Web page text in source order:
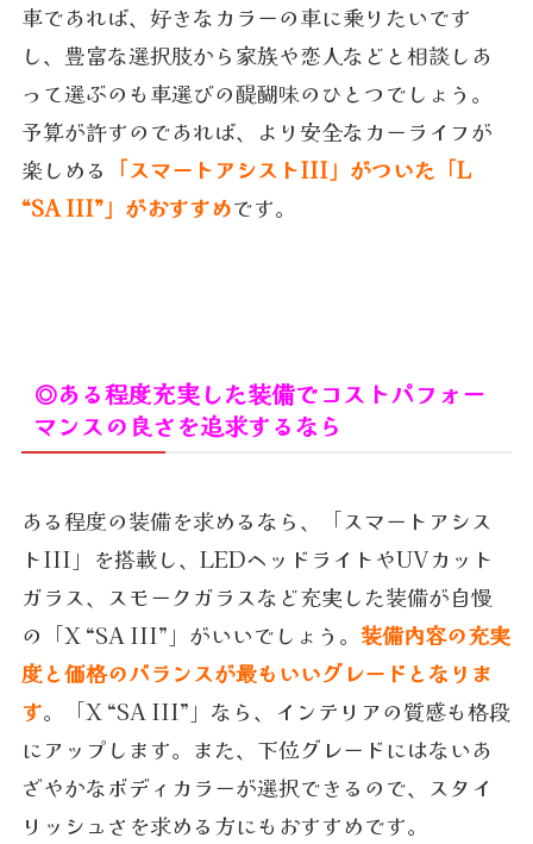
車であれば、好きなカラーの車に乗りたいです
し、豊富な選択肢から家族や恋人などと相談しあ
って選ぶのも車選びの醍醐味のひとつでしょう。
予算が許すのであれば、より安全なカーライフが
楽しめる
「スマートアシストIII」がついた「L
“SA III”」がおすすめです。
◎ある程度充実した装備でコストパフォー
マンスの良さを追求するなら
ある程度の装備を求めるなら、「スマートアシス
トIII」を搭載し、LEDヘッドライトやUVカット
ガラス、スモークガラスなど充実した装備が自慢
の「X “SA III”」がいいでしょう。 装備内容の充実
度と価格のバランスが最もいいグレードとなりま
す。「X “SA III”」なら、インテリアの質感も格段
にアップします。また、下位グレードにはないあ
ざやかなボディカラーが選択できるので、スタイ
リッシュさを求める方にもおすすめです。